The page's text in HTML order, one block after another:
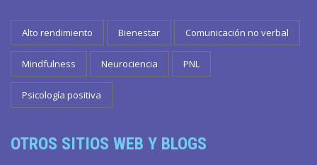
Alto rendimiento Bienestar Comunicación no verbal
Mindfulness Neurociencia PNL
Psicología positiva
OTROS SITIOS WEB Y BLOGS